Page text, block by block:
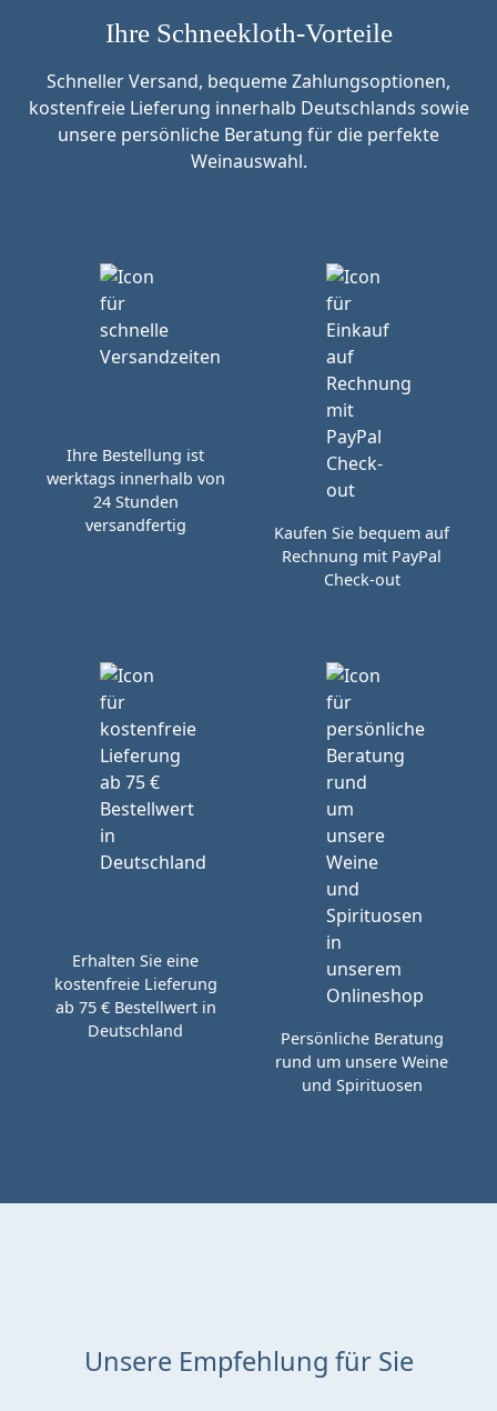
Ihre Schneekloth-Vorteile
Schneller Versand, bequeme Zahlungsoptionen,
kostenfreie Lieferung innerhalb Deutschlands sowie
unsere persönliche Beratung für die perfekte
Weinauswahl.
Ihre Bestellung ist
werktags innerhalb von
24 Stunden
versandfertig
Kaufen Sie bequem auf
Rechnung mit PayPal
Check-out
Erhalten Sie eine
kostenfreie Lieferung
ab 75 € Bestellwert in
Deutschland
Persönliche Beratung
rund um unsere Weine
und Spirituosen
Unsere Empfehlung für Sie